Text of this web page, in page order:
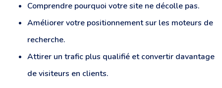
Comprendre pourquoi votre site ne décolle pas.
Améliorer votre positionnement sur les moteurs de
recherche.
Attirer un trafic plus qualifié et convertir davantage
de visiteurs en clients.